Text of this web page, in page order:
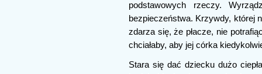
podstawowych rzeczy.
bezpieczeństwa. Krzywdy, której
zdarza się, że płacze, nie
chciałaby, aby jej córka
Stara się dać dziecku dużo